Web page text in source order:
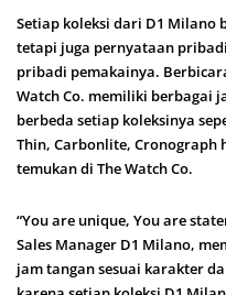
Setiap koleksi dari D1 Milano
tetapi juga pernyataan
pribadi pemakainya.
Watch Co. memiliki berbagai
berbeda setiap koleksinya
Thin, Carbonlite, Cronograph
temukan di The Watch Co.
“You are unique, You are
Sales Manager D1 Milano,
jam tangan sesuai karakter